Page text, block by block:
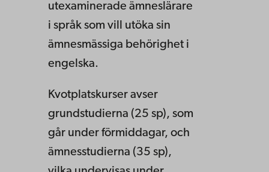
utexaminerade ämneslärare
i språk som vill utöka sin
ämnesmässiga behörighet i
engelska.
Kvotplatskurser avser
grundstudierna (25 sp), som
går under förmiddagar, och
ämnesstudierna (35 sp),